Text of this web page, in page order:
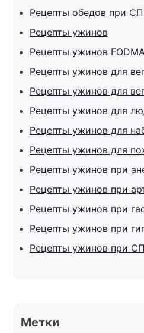
Рецепты обедов при
Рецепты ужинов
Рецепты ужинов
Рецепты ужинов для
Рецепты ужинов для
Рецепты ужинов для
Рецепты ужинов для
Рецепты ужинов для
Рецепты ужинов при
Рецепты ужинов при
Рецепты ужинов при
Рецепты ужинов при
Рецепты ужинов при
Метки